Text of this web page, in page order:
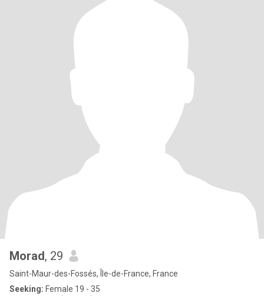
Morad, 29
Saint-Maur-des-Fossés, Île-de-France, France
Seeking: Female 19 - 35